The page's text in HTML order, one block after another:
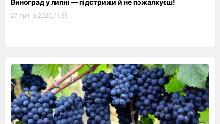
Виноград у липні — підстрижи й не пожалкуєш!
27 липня 2025, 11:36